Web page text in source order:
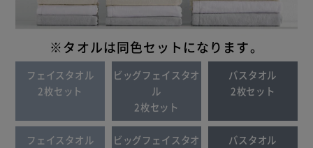
※タオルは同色セットになります。
フェイスタオル
2枚セット
ビッグフェイスタオ
ル
2枚セット
バスタオル
2枚セット
フェイスタオル
ビッグフェイスタオ
バスタオル